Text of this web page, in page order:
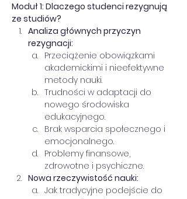
Moduł 1: Dlaczego studenci rezygnują
ze studiów?
Analiza głównych przyczyn
rezygnacji:
Przeciążenie obowiązkami
akademickimi i nieefektywne
metody nauki.
Trudności w adaptacji do
nowego środowiska
edukacyjnego.
Brak wsparcia społecznego i
emocjonalnego.
Problemy finansowe,
zdrowotne i psychiczne.
Nowa rzeczywistość nauki:
Jak tradycyjne podejście do